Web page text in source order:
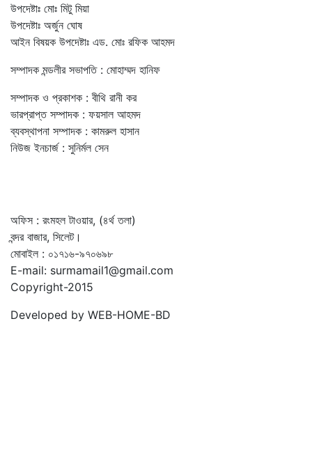
উপদেষ্টাঃ মোঃ মিটু মিয়া
উপদেষ্টাঃ অর্জুন ঘোষ
আইন বিষয়ক উপদেষ্টাঃ এড. মোঃ রফিক আহমদ
সম্পাদক মন্ডলীর সভাপতি : মোহাম্মদ হানিফ
সম্পাদক ও প্রকাশক : বীথি রানী কর
ভারপ্রাপ্ত সম্পাদক : ফয়সাল আহমদ
ব্যবস্থাপনা সম্পাদক : কামরুল হাসান
নিউজ ইনচার্জ : সুনির্মল সেন
অফিস : রংমহল টাওয়ার, (৪র্থ তলা)
বন্দর বাজার, সিলেট।
মোবাইল : ০১৭১৬-৯৭০৬৯৮
E-mail: surmamail1@gmail.com
Copyright-2015
Developed by WEB-HOME-BD